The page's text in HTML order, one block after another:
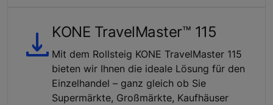
KONE TravelMaster™ 115
Mit dem Rollsteig KONE TravelMaster 115
bieten wir Ihnen die ideale Lösung für den
Einzelhandel – ganz gleich ob Sie
Supermärkte, Großmärkte, Kaufhäuser